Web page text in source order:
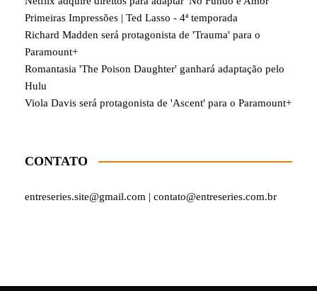
Primeiras Impressões | Ted Lasso - 4ª temporada
Richard Madden será protagonista de 'Trauma' para o
Paramount+
Romantasia 'The Poison Daughter' ganhará adaptação pelo
Hulu
Viola Davis será protagonista de 'Ascent' para o Paramount+
CONTATO
entreseries.site@gmail.com | contato@entreseries.com.br